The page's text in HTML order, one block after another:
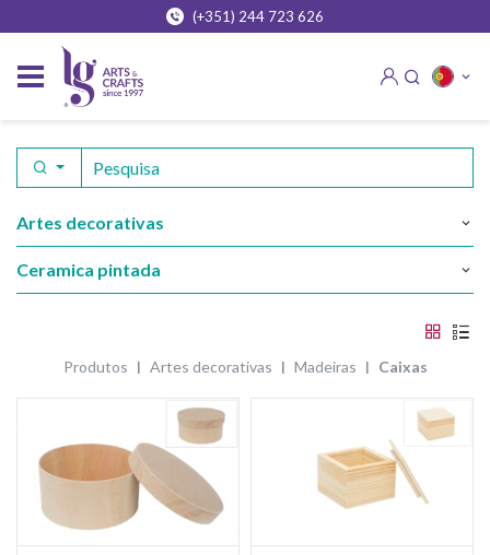
(+351) 244 723 626
artes decorativas
ceramica pintada
produtos artes decorativas madeiras caixas